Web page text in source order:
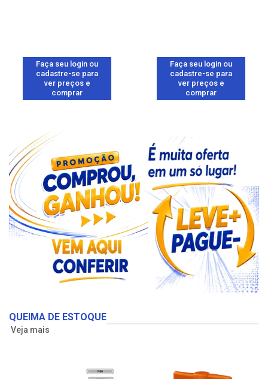
Faça seu login ou
cadastre-se para
ver preços e
comprar
Faça seu login ou
cadastre-se para
ver preços e
comprar
QUEIMA DE ESTOQUE
Veja mais